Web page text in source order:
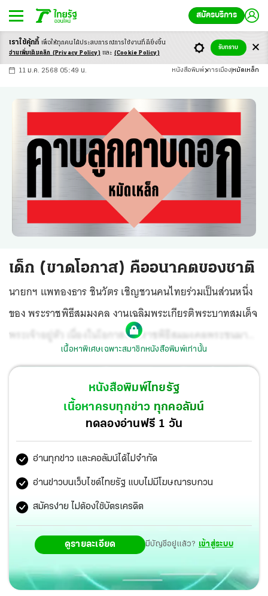
สมัครบริการ
-ก ก ก+
11 ม.ค. 2568 05:49 น. หนังสือพิมพ์ การเมือง หมัดเหล็ก
เด็ก (ขาดโอกาส) คืออนาคตของชาติ
นายกฯ แพทองธาร ชินวัตร เชิญชวนคนไทยร่วมเป็นส่วนหนึ่ง
ของ พระราชพิธีสมมงคล งานเฉลิมพระเกียรติพระบาทสมเด็จ
พระเจ้าอยู่หัว เนื่องในโอกาสพระราชพิธีสมมงคลพระชนมายุ
เท่ากับพระบาทสมเด็จพระพุทธยอดฟ้าจุฬาโลกรัชกาลที่ 1
(26,469 วัน) ในวันที่ 14 มกราคม ศกนี้ โดยจะมีกิจกรรมต่างๆ
ตั้งแต่วันที่ 13-20 มกราคม จึงขอเชิญชวนประชาชนร่วมเป็น
ส่วนหนึ่งของพระราชพิธีสำคัญนี้
เนื้อหาพิเศษเฉพาะสมาชิกหนังสือพิมพ์เท่านั้น
หนังสือพิมพ์ไทยรัฐ
เนื้อหาครบทุกข่าว ทุกคอลัมน์
ทดลองอ่านฟรี 1 วัน
อ่านทุกข่าว และคอลัมน์ได้ไม่จำกัด
อ่านข่าวบนเว็บไซต์ไทยรัฐ แบบไม่มีโฆษณารบกวน
สมัครง่าย ไม่ต้องใช้บัตรเครดิต
ดูรายละเอียด มีบัญชีอยู่แล้ว? เข้าสู่ระบบ
เราใช้คุ้กกี้ เพื่อให้ทุกคนได้ประสบการณ์การใช้งานที่ดียิ่งขึ้น
อ่านเพิ่มเติมคลิก (Privacy Policy) และ (Cookie Policy)
รับทราบ